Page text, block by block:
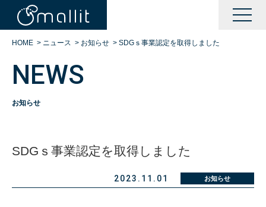
HOME > ニュース > お知らせ > SDGｓ事業認定を取得しました
NEWS
お知らせ
SDGｓ事業認定を取得しました
2023.11.01 お知らせ